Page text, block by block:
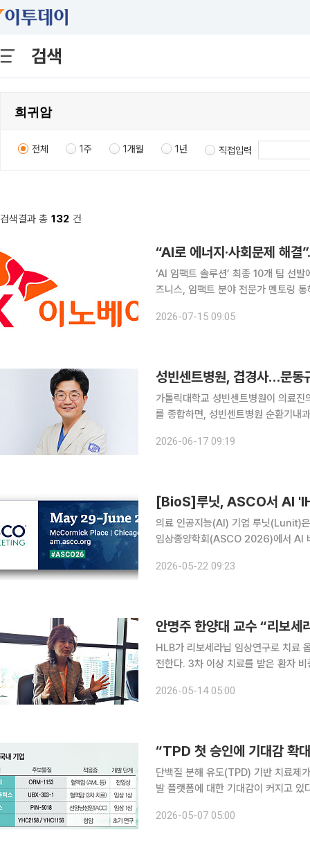
검색
전체 1주 1개월 1년 직접입력
검색결과 총 132 건
“AI로 에너지·사회문제 해
‘AI 임팩트 솔루션’ 최종 10개 팀 선
즈니스, 임팩트 분야 전문가 멘토링 통해 사업화 지원 SK이노베이션
‘AI 임팩트 솔루션’ 사업의 최종 선발
2026-07-15 09:05
가톨릭대학교 성빈센트병원이 의료진의 연이
를 종합하면, 성빈센트병원 순환기내
2026-06-17 09:19
[BioS]루닛, ASCO서 AI
의료 인공지능(AI) 기업 루닛(Lunit)
임상종양학회(ASCO 2026)에서 AI
기반 연구를 발표해왔고, 이번 학회에
2026-05-22 09:23
안명주 한양대 교수 “리보
HLB가 리보세라닙 임상연구로 치료
전한다. 3차 이상 치료를 받은 환자
12일 서울 송파구 소피텔 앰배서더에
2026-05-14 05:00
“TPD 첫 승인에 기대감 확
단백질 분해 유도(TPD) 기반 치료제
발 플랫폼에 대한 기대감이 커지고
는 이달 1일(현지시간) 에스트로겐 수
2026-05-07 05:00